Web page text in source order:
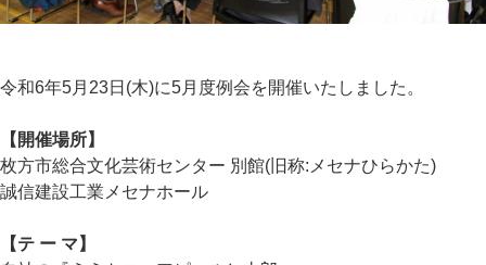
令和6年5月23日(木)に5月度例会を開催いたしました。
【開催場所】
枚方市総合文化芸術センター 別館(旧称:メセナひらかた)
誠信建設工業メセナホール
【テ ー マ】